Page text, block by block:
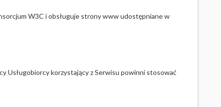
W3C i obsługuje strony www udostępniane w
Usługobiorcy korzystający z Serwisu powinni stosować